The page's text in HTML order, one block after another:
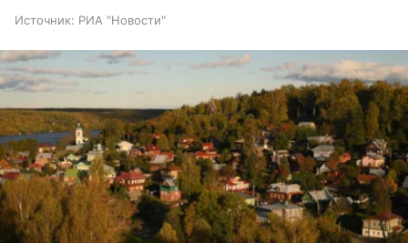
Источник: РИА "Новости"